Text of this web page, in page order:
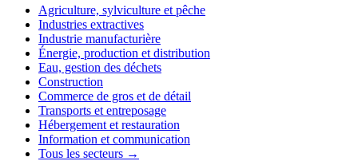
Agriculture, sylviculture et pêche
Industries extractives
Industrie manufacturière
Énergie, production et distribution
Eau, gestion des déchets
Construction
Commerce de gros et de détail
Transports et entreposage
Hébergement et restauration
Information et communication
Tous les secteurs →